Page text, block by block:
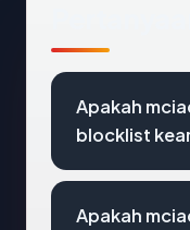
Apakah
blocklist
Apakah